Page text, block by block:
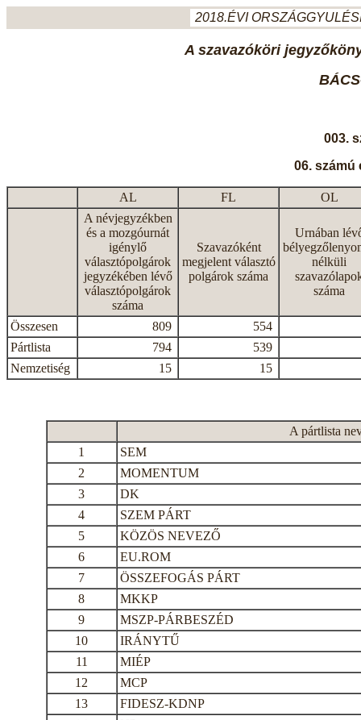
2018.ÉVI
A szavazóköri
003.
06. számú
AL FL
OL
A névjegyzékben
és a mozgóurnát
igénylő
választópolgárok
jegyzékében lévő
választópolgárok
száma
Szavazóként
megjelent választó
polgárok száma
Urnában
nélküli
száma
Összesen 809
554
Pártlista
794
539
Nemzetiség
15 15
A pártlista
1
SEM
2
MOMENTUM
3
DK
4
SZEM PÁRT
5
KÖZÖS NEVEZŐ
6
EU.ROM
7
ÖSSZEFOGÁS PÁRT
8
MKKP
9
MSZP-PÁRBESZÉD
10
IRÁNYTŰ
11
MIÉP
12
MCP
13
FIDESZ-KDNP